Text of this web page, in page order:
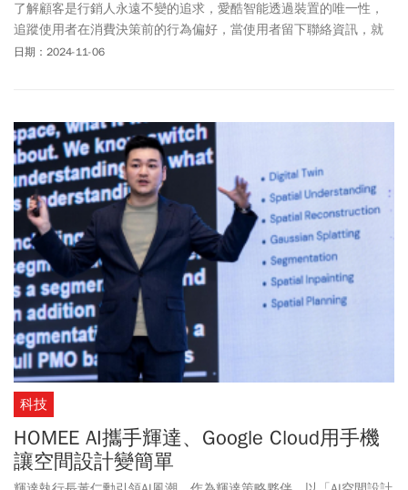
了解顧客是行銷人永遠不變的追求，愛酷智能透過裝置的唯一性，
追蹤使用者在消費決策前的行為偏好，當使用者留下聯絡資訊，就
能將消費歷程的前後段串連，解決企業在消費者購買後才能描繪消
日期：2024-11-06
科技
HOMEE AI攜手輝達、Google Cloud用手機
讓空間設計變簡單